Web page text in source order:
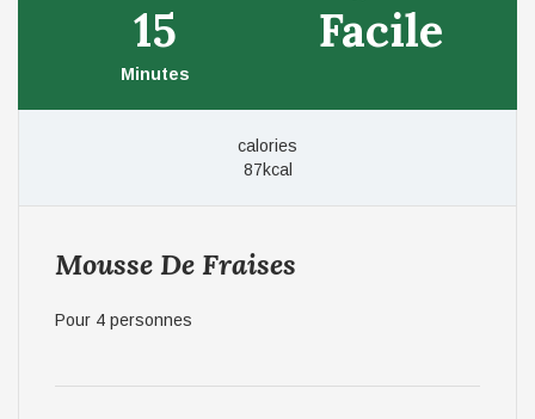
15
Minutes
Facile
calories
87kcal
Mousse De Fraises
Pour 4 personnes